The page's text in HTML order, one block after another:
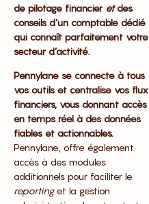
de pilotage financier etdes
conseils d’un comptable dédié
qui connaît parfaitement votre
secteur d’activité.
Pennylane se connecte à tous
vos outils et centralise vos flux
financiers, vous donnant accès
en temps réel à des données
fiables et actionnables.
Pennylane, offre également
accès à des modules
additionnels pour faciliter le
reportinget la gestion